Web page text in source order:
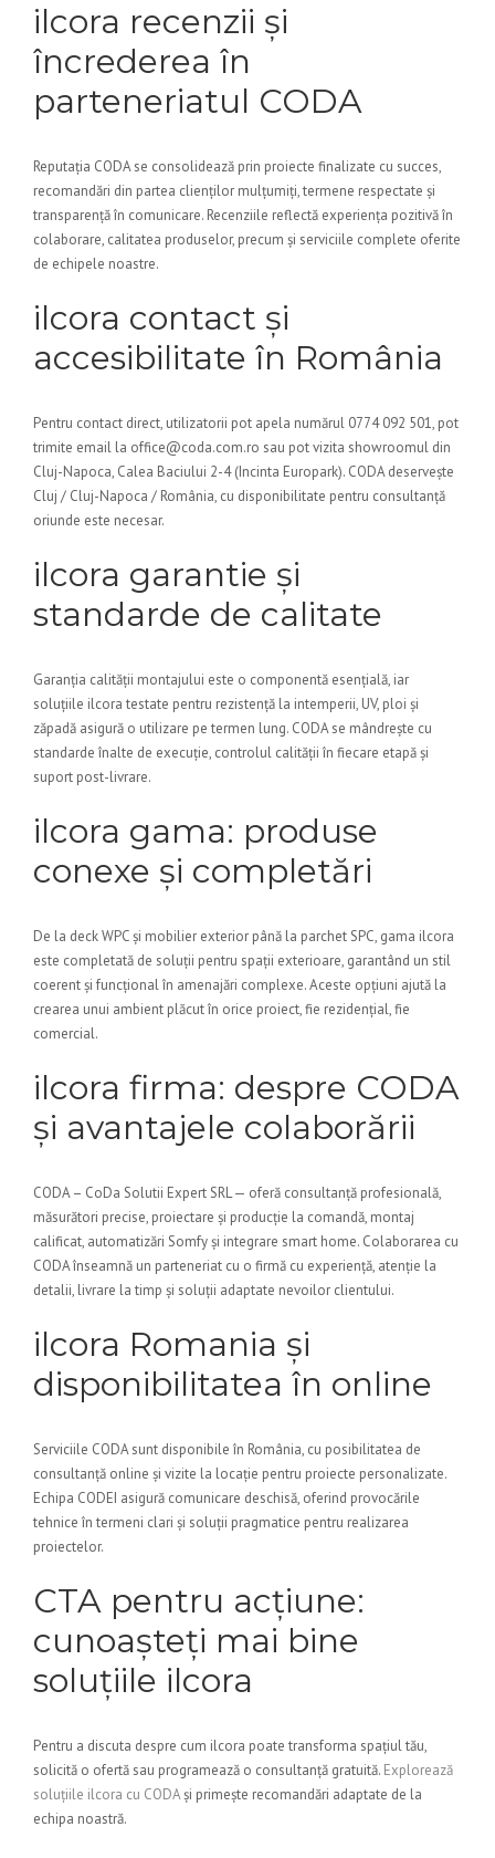
ilcora recenzii și
încrederea în
parteneriatul CODA
Reputația CODA se consolidează prin proiecte finalizate cu succes,
recomandări din partea clienților mulțumiți, termene respectate și
transparență în comunicare. Recenziile reflectă experiența pozitivă în
colaborare, calitatea produselor, precum și serviciile complete oferite
de echipele noastre.
ilcora contact și
accesibilitate în România
Pentru contact direct, utilizatorii pot apela numărul 0774 092 501, pot
trimite email la office@coda.com.ro sau pot vizita showroomul din
Cluj-Napoca, Calea Baciului 2-4 (Incinta Europark). CODA deservește
Cluj / Cluj-Napoca / România, cu disponibilitate pentru consultanță
oriunde este necesar.
ilcora garantie și
standarde de calitate
Garanția calității montajului este o componentă esențială, iar
soluțiile ilcora testate pentru rezistență la intemperii, UV, ploi și
zăpadă asigură o utilizare pe termen lung. CODA se mândrește cu
standarde înalte de execuție, controlul calității în fiecare etapă și
suport post-livrare.
ilcora gama: produse
conexe și completări
De la deck WPC și mobilier exterior până la parchet SPC, gama ilcora
este completată de soluții pentru spații exterioare, garantând un stil
coerent și funcțional în amenajări complexe. Aceste opțiuni ajută la
crearea unui ambient plăcut în orice proiect, fie rezidențial, fie
comercial.
ilcora firma: despre CODA
și avantajele colaborării
CODA – CoDa Solutii Expert SRL — oferă consultanță profesională,
măsurători precise, proiectare și producție la comandă, montaj
calificat, automatizări Somfy și integrare smart home. Colaborarea cu
CODA înseamnă un parteneriat cu o firmă cu experiență, atenție la
detalii, livrare la timp și soluții adaptate nevoilor clientului.
ilcora Romania și
disponibilitatea în online
Serviciile CODA sunt disponibile în România, cu posibilitatea de
consultanță online și vizite la locație pentru proiecte personalizate.
Echipa CODEI asigură comunicare deschisă, oferind provocările
tehnice în termeni clari și soluții pragmatice pentru realizarea
proiectelor.
CTA pentru acțiune:
cunoașteți mai bine
soluțiile ilcora
Pentru a discuta despre cum ilcora poate transforma spațiul tău,
solicită o ofertă sau programează o consultanță gratuită. Explorează
soluțiile ilcora cu CODAși primește recomandări adaptate de la
echipa noastră.